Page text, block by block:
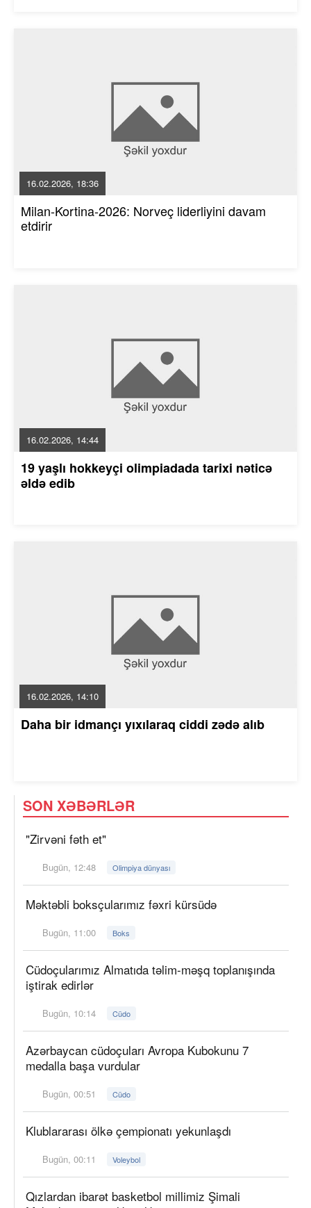
16.02.2026, 18:36
Milan-Kortina-2026: Norveç liderliyini davam
etdirir
16.02.2026, 14:44
19 yaşlı hokkeyçi olimpiadada tarixi nəticə
əldə edib
16.02.2026, 14:10
Daha bir idmançı yıxılaraq ciddi zədə alıb
SON XƏBƏRLƏR
"Zirvəni fəth et"
Bugün, 12:48 Olimpiya dünyası
Məktəbli boksçularımız fəxri kürsüdə
Bugün, 11:00 Boks
Cüdoçularımız Almatıda təlim-məşq toplanışında
iştirak edirlər
Bugün, 10:14 Cüdo
Azərbaycan cüdoçuları Avropa Kubokunu 7
medalla başa vurdular
Bugün, 00:51 Cüdo
Klublararası ölkə çempionatı yekunlaşdı
Bugün, 00:11 Voleybol
Qızlardan ibarət basketbol millimiz Şimali